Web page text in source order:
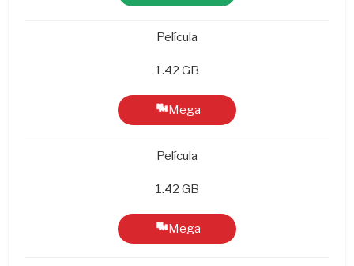
Película
1.42 GB
Mega
Película
1.42 GB
Mega